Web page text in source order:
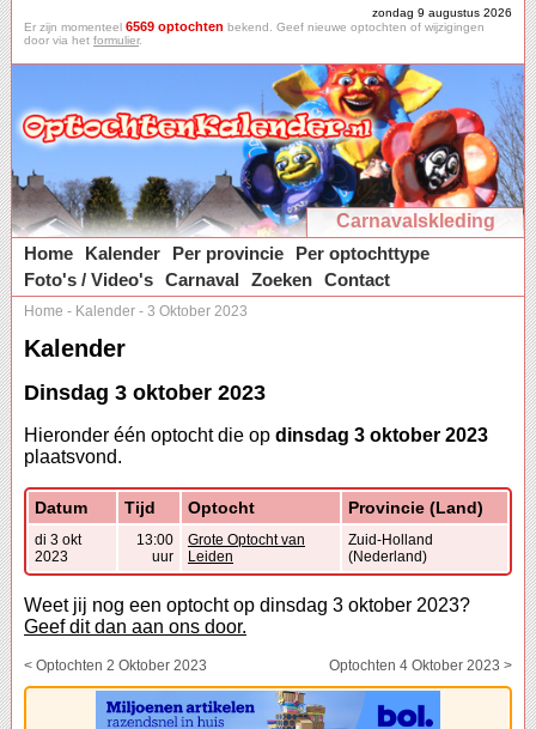
zondag 9 augustus 2026
Er zijn momenteel 6569 optochten bekend. Geef nieuwe optochten of wijzigingen
door via het formulier.
Carnavalskleding
Home
Kalender Per provincie
Per optochttype
Foto's / Video's Carnaval Zoeken Contact
Home - Kalender - 3 Oktober 2023
Kalender
Dinsdag 3 oktober 2023
Hieronder één optocht die op dinsdag 3 oktober 2023
plaatsvond.
Datum Tijd Optocht Provincie (Land)
di 3 okt
2023
13:00
uur
Grote Optocht van
Leiden
Zuid-Holland
(Nederland)
Weet jij nog een optocht op dinsdag 3 oktober 2023?
Geef dit dan aan ons door.
< Optochten 2 Oktober 2023 Optochten 4 Oktober 2023 >